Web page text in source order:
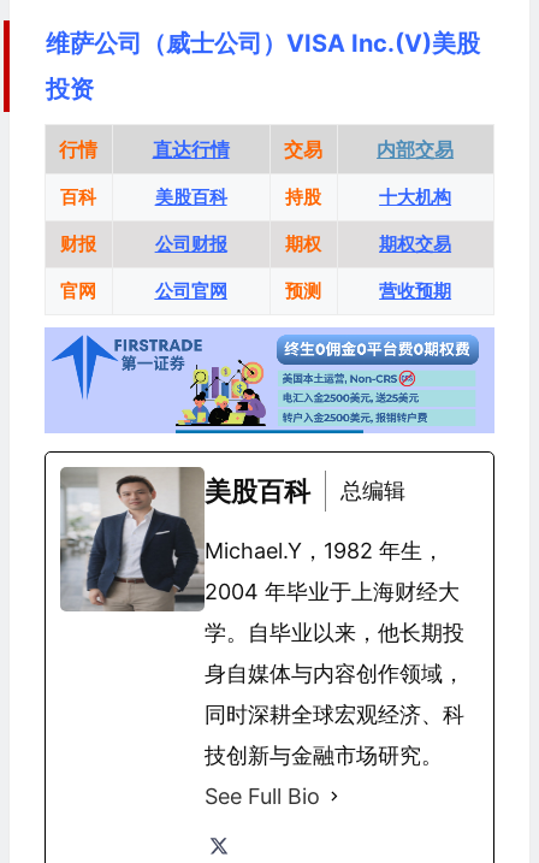
维萨公司（威士公司）VISA Inc.(V)美股
投资
行情 直达行情 交易 内部交易
百科 美股百科 持股 十大机构
财报 公司财报 期权 期权交易
官网 公司官网 预测 营收预期
美股百科 总编辑
Michael.Y，1982 年生，
2004 年毕业于上海财经大
学。自毕业以来，他长期投
身自媒体与内容创作领域，
同时深耕全球宏观经济、科
技创新与金融市场研究。
See Full Bio